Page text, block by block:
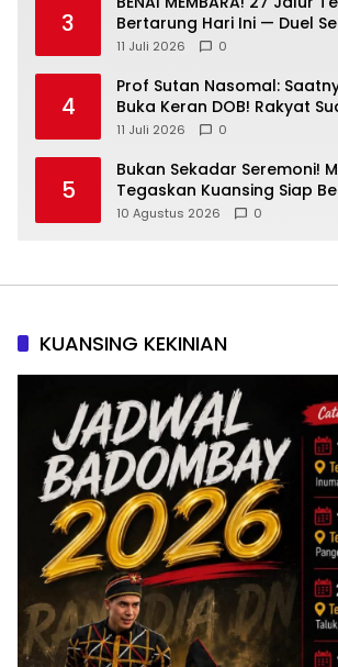
3
Bertarung Hari Ini — Duel
Tiket Putaran Berikutnya
11 Juli 2026 0
4
Prof Sutan Nasomal:
Buka Keran DOB! Rakyat
Lama Menunggu
11 Juli 2026 0
5
Bukan Sekadar Seremoni!
Tegaskan Kuansing Siap
Bangun Riau
10 Agustus 2026 0
KUANSING KEKINIAN